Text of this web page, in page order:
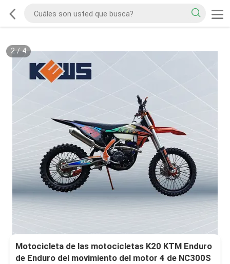
2/4
Motocicleta de las motocicletas K20 KTM Enduro
de Enduro del movimiento del motor 4 de NC300S